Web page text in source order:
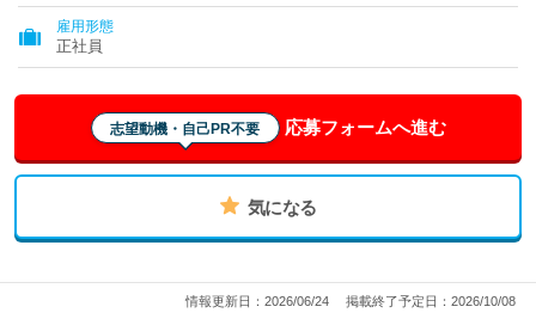
雇用形態
正社員
志望動機・自己PR不要 応募フォームへ進む
気になる
情報更新日：2026/06/24 掲載終了予定日：2026/10/08